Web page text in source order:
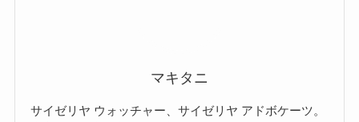
マキタニ
サイゼリヤ ウォッチャー、サイゼリヤ アドボケーツ。